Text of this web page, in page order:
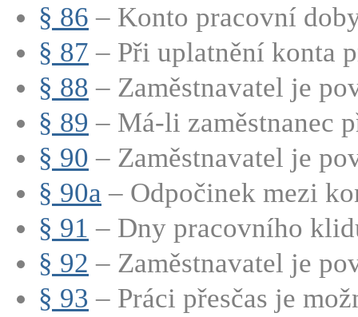
§ 86 – Konto pracovní
§ 87 – Při uplatnění konta
§ 88 – Zaměstnavatel je
§ 89 – Má-li zaměstnanec
§ 90 – Zaměstnavatel je
§ 90a – Odpočinek mezi
§ 91 – Dny pracovního
§ 92 – Zaměstnavatel je
§ 93 – Práci přesčas je